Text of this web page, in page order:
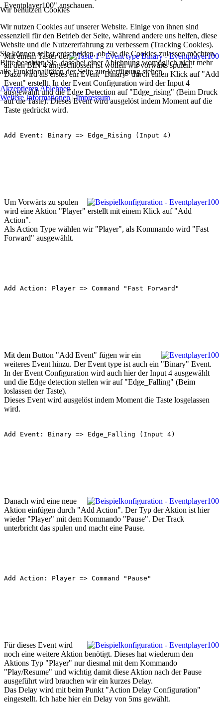
Eventplayer100" anschauen.
Mit einem Taster der
an den BIN 4 angeschlossen ist wollen wir vorwärts spulen.
Dazu wird als erstes ein Event "Binary" durch einen Klick auf "Add
Event" erstellt. In der Event Configuration wird der Input 4
ausgewählt und die Edge Detection auf "Edge_rising" (Beim Druck
auf die Taste). Dieses Event wird ausgelöst indem Moment auf die
Taste gedrückt wird.
Add Event: Binary => Edge_Rising (Input 4)
Um Vorwärts zu spulen
wird eine Aktion "Player" erstellt mit einem Klick auf "Add
Action".
Als Action Type wählen wir "Player", als Kommando wird "Fast
Forward" ausgewählt.
Add Action: Player => Command "Fast Forward"
Mit dem Button "Add Event" fügen wir ein
weiteres Event hinzu. Der Event type ist auch ein "Binary" Event.
In der Event Configuration wird auch hier der Input 4 ausgewählt
und die Edge detection stellen wir auf "Edge_Falling" (Beim
loslassen der Taste).
Dieses Event wird ausgelöst indem Moment die Taste losgelassen
wird.
Add Event: Binary => Edge_Falling (Input 4)
Danach wird eine neue
Aktion einfügen durch "Add Action". Der Typ der Aktion ist hier
wieder "Player" mit dem Kommando "Pause". Der Track
unterbricht das spulen und macht eine Pause.
Add Action: Player => Command "Pause"
Für dieses Event wird
noch eine weitere Aktion benötigt. Dieses hat wiederum den
Aktions Typ "Player" nur diesmal mit dem Kommando
"Play/Resume" und wichtig damit diese Aktion nach der Pause
ausgeführt wird brauchen wir ein kurzes Delay.
Das Delay wird mit beim Punkt "Action Delay Configuration"
eingestellt. Ich habe hier ein Delay von 5ms gewählt.
Wir benutzen Cookies
Wir nutzen Cookies auf unserer Website. Einige von ihnen sind
essenziell für den Betrieb der Seite, während andere uns helfen, diese
Website und die Nutzererfahrung zu verbessern (Tracking Cookies).
Sie können selbst entscheiden, ob Sie die Cookies zulassen möchten.
Bitte beachten Sie, dass bei einer Ablehnung womöglich nicht mehr
alle Funktionalitäten der Seite zur Verfügung stehen.
AkzeptierenAblehnen
Weitere Informationen|Impressum